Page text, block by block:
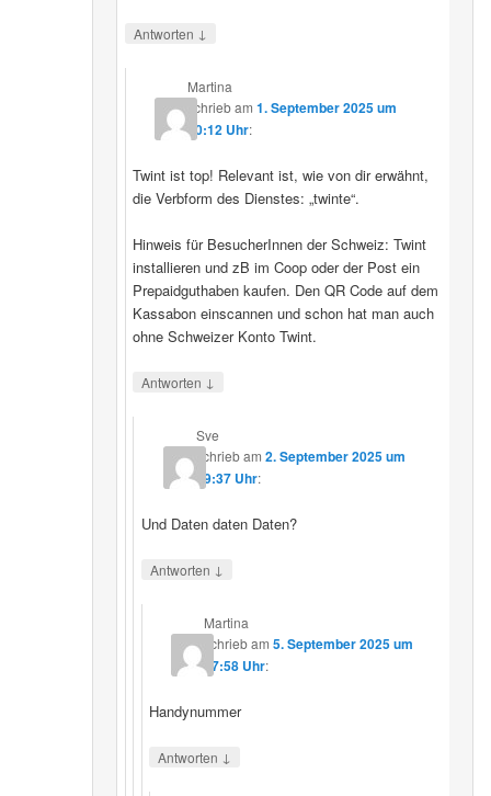
Antworten ↓
Martina
schriebam1. September 2025 um
20:12 Uhr:
Twint ist top! Relevant ist, wie von dir erwähnt,
die Verbform des Dienstes: „twinte“.
Hinweis für BesucherInnen der Schweiz: Twint
installieren und zB im Coop oder der Post ein
Prepaidguthaben kaufen. Den QR Code auf dem
Kassabon einscannen und schon hat man auch
ohne Schweizer Konto Twint.
Antworten ↓
Sve
schriebam 2. September 2025 um
19:37 Uhr:
Und Daten daten Daten?
Antworten ↓
Martina
schriebam5. September 2025 um
17:58 Uhr:
Handynummer
Antworten ↓